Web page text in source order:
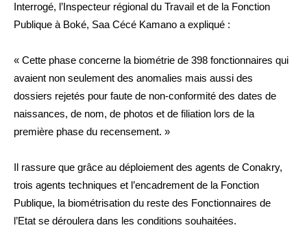
Interrogé, l’Inspecteur régional du Travail et de la Fonction
Publique à Boké, Saa Cécé Kamano a expliqué :
« Cette phase concerne la biométrie de 398 fonctionnaires qui
avaient non seulement des anomalies mais aussi des
dossiers rejetés pour faute de non-conformité des dates de
naissances, de nom, de photos et de filiation lors de la
première phase du recensement. »
Il rassure que grâce au déploiement des agents de Conakry,
trois agents techniques et l’encadrement de la Fonction
Publique, la biométrisation du reste des Fonctionnaires de
l’Etat se déroulera dans les conditions souhaitées.